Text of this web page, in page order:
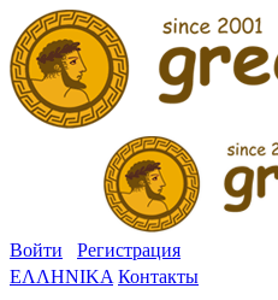
Войти
Регистрация
ΕΛΛΗΝΙΚΑ Контакты